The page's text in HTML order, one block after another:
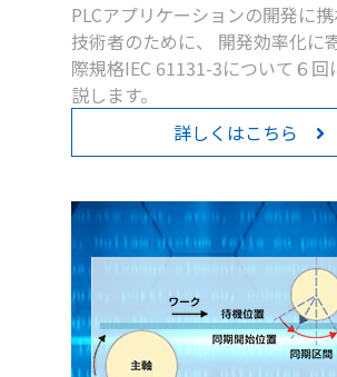
PLCアプリケーションの開発に
技術者のために、 開発効率化に
際規格IEC 61131-3について６回
説します。
詳しくはこちら